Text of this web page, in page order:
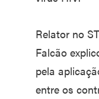
Relator no
Falcão
pela
entre os